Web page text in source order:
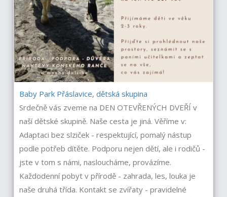
Baby Park Přáslavice, dětská skupina
Srdečně vás zveme na DEN OTEVŘENÝCH DVEŘÍ v
naší dětské skupině. Naše cesta je jiná. Věříme v:
Adaptaci bez slziček - respektující, pomalý nástup
podle potřeb dítěte. Podporu nejen dětí, ale i rodičů -
jste v tom s námi, nasloucháme, provázíme.
Každodenní pobyt v přírodě - zahrada, les, louka je
naše druhá třída. Kontakt se zvířaty - pravidelné